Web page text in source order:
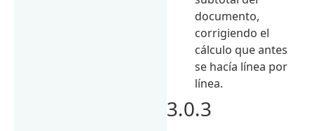
documento,
corrigiendo el
cálculo que antes
se hacía línea por
línea.
3.0.3